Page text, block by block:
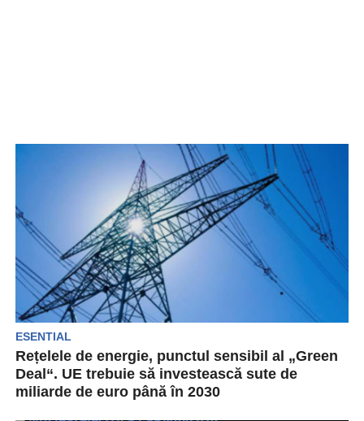
ESENTIAL
Rețelele de energie, punctul sensibil al „Green
Deal“. UE trebuie să investească sute de
miliarde de euro până în 2030